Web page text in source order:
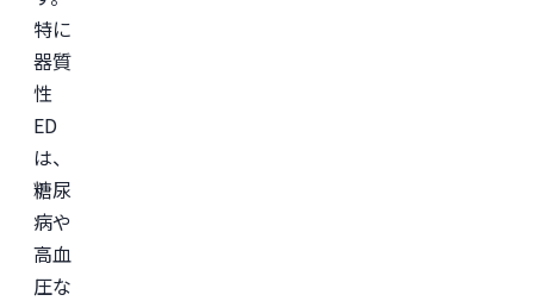
特に
器質
性
ED
は、
糖尿
病や
高血
圧な